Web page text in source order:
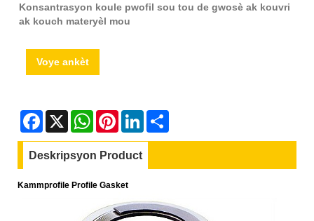
Konsantrasyon koule pwofil sou tou de gwosè ak kouvri
ak kouch materyèl mou
Voye ankèt
Facebook
X WhatsAppPinterestLinkedIn
Deskripsyon Product
Kammprofile Profile Gasket